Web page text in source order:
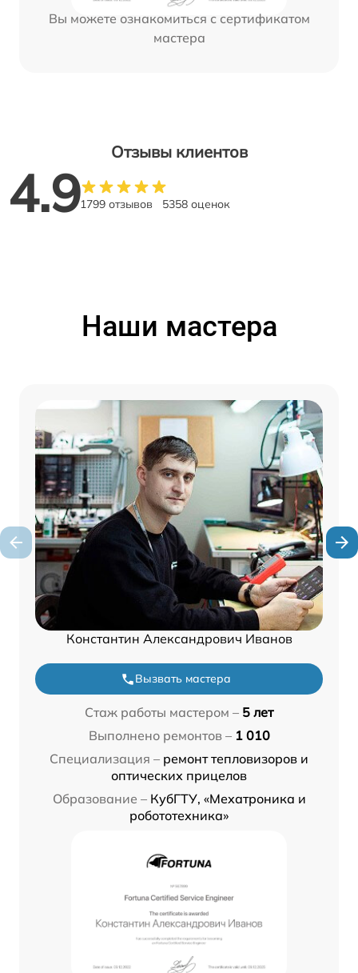
Вы можете ознакомиться с сертификатом
мастера
Отзывы клиентов
4.91799 отзывов 5358 оценок
Наши мастера
Константин Александрович Иванов
Вызвать мастера
Стаж работы мастером – 5 лет
Выполнено ремонтов – 1 010
Специализация – ремонт тепловизоров и
оптических прицелов
Образование – КубГТУ, «Мехатроника и
робототехника»